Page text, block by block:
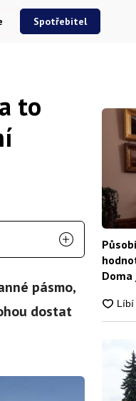
Spotřebitel
to
pásmo,
dostat